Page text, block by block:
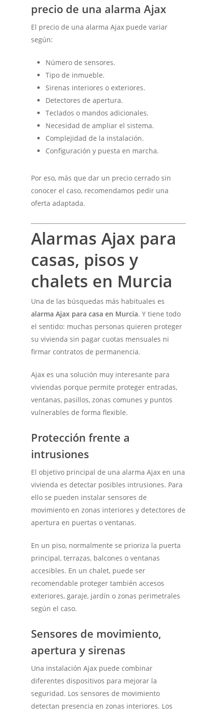
precio de una alarma Ajax
El precio de una alarma Ajax puede variar
según:
Número de sensores.
Tipo de inmueble.
Sirenas interiores o exteriores.
Detectores de apertura.
Teclados o mandos adicionales.
Necesidad de ampliar el sistema.
Complejidad de la instalación.
Configuración y puesta en marcha.
Por eso, más que dar un precio cerrado sin
conocer el caso, recomendamos pedir una
oferta adaptada.
Alarmas Ajax para
casas, pisos y
chalets en Murcia
Una de las búsquedas más habituales es
alarma Ajax para casa en Murcia. Y tiene todo
el sentido: muchas personas quieren proteger
su vivienda sin pagar cuotas mensuales ni
firmar contratos de permanencia.
Ajax es una solución muy interesante para
viviendas porque permite proteger entradas,
ventanas, pasillos, zonas comunes y puntos
vulnerables de forma flexible.
Protección frente a
intrusiones
El objetivo principal de una alarma Ajax en una
vivienda es detectar posibles intrusiones. Para
ello se pueden instalar sensores de
movimiento en zonas interiores y detectores de
apertura en puertas o ventanas.
En un piso, normalmente se prioriza la puerta
principal, terrazas, balcones o ventanas
accesibles. En un chalet, puede ser
recomendable proteger también accesos
exteriores, garaje, jardín o zonas perimetrales
según el caso.
Sensores de movimiento,
apertura y sirenas
Una instalación Ajax puede combinar
diferentes dispositivos para mejorar la
seguridad. Los sensores de movimiento
detectan presencia en zonas interiores. Los